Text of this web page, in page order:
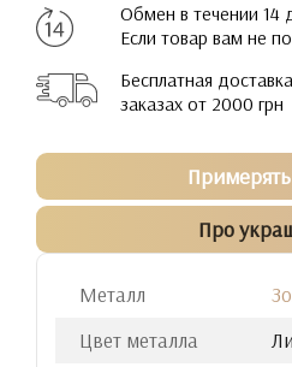
Обмен в течении 14
Если товар вам не
Бесплатная
заказах от 2000 грн
Про
Металл
Цвет металла